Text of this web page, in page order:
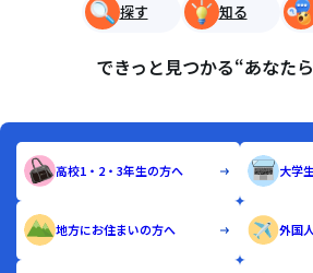
探す 知る
できっと見つかる“あなたら
高校1・2・3年生の方へ 大学
地方にお住まいの方へ 外国